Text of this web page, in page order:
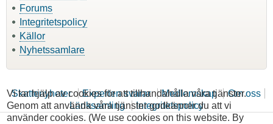
Forums
Integritetspolicy
Källor
Nyhetssamlare
Skattenyheter Experten svarar Medlemskap
Om oss
Länksamling
Integritetspolicy
Vi tar hjälp av cookies för att tillhandahålla våra tjänster.
Genom att använda våra tjänster godkänner du att vi
använder cookies. (We use cookies on this website. By